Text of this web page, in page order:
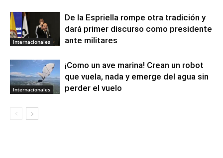
Internacionales
De la Espriella rompe otra tradición y
dará primer discurso como presidente
ante militares
Internacionales
¡Como un ave marina! Crean un robot
que vuela, nada y emerge del agua sin
perder el vuelo